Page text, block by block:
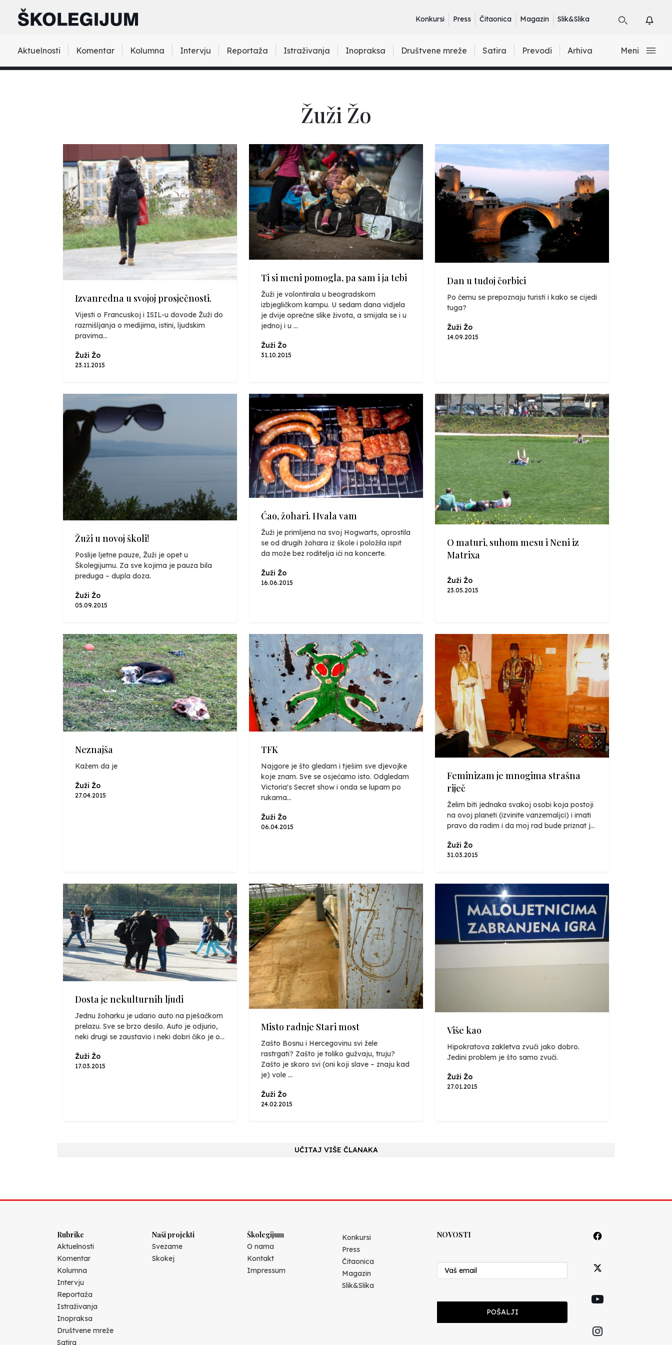
Konkursi Press Čitaonica Magazin Slik&Slika
Aktuelnosti Komentar Kolumna Intervju Reportaža Istraživanja Inopraksa Društvene mreže Satira Prevodi Arhiva Meni
Žuži Žo
Izvanredna u svojoj prosječnosti.
Vijesti o Francuskoj i ISIL-u dovode Žuži do
razmišljanja o medijima, istini, ljudskim
pravima...
Žuži Žo
23.11.2015
Ti si meni pomogla, pa sam i ja tebi
Žuži je volontirala u beogradskom
izbjegličkom kampu. U sedam dana vidjela
je dvije oprečne slike života, a smijala se i u
jednoj i u ...
Žuži Žo
31.10.2015
Dan u tuđoj čorbici
Po čemu se prepoznaju turisti i kako se cijedi
tuga?
Žuži Žo
14.09.2015
Žuži u novoj školi!
Poslije ljetne pauze, Žuži je opet u
Školegijumu. Za sve kojima je pauza bila
preduga – dupla doza.
Žuži Žo
05.09.2015
Ćao, žohari. Hvala vam
Žuži je primljena na svoj Hogwarts, oprostila
se od drugih žohara iz škole i položila ispit
da može bez roditelja ići na koncerte.
Žuži Žo
16.06.2015
O maturi, suhom mesu i Neni iz
Matrixa
Žuži Žo
23.05.2015
Neznajša
Kažem da je
Žuži Žo
27.04.2015
TFK
Najgore je što gledam i tješim sve djevojke
koje znam. Sve se osjećamo isto. Odgledam
Victoria's Secret show i onda se lupam po
rukama...
Žuži Žo
06.04.2015
Feminizam je mnogima strašna
riječ
Želim biti jednaka svakoj osobi koja postoji
na ovoj planeti (izvinite vanzemaljci) i imati
pravo da radim i da moj rad bude priznat j...
Žuži Žo
31.03.2015
Dosta je nekulturnih ljudi
Jednu žoharku je udario auto na pješačkom
prelazu. Sve se brzo desilo. Auto je odjurio,
neki drugi se zaustavio i neki dobri čiko je o...
Žuži Žo
17.03.2015
Misto radnje Stari most
Zašto Bosnu i Hercegovinu svi žele
rastrgati? Zašto je toliko gužvaju, truju?
Zašto je skoro svi (oni koji slave – znaju kad
je) vole ...
Žuži Žo
24.02.2015
Više kao
Hipokratova zakletva zvuči jako dobro.
Jedini problem je što samo zvuči.
Žuži Žo
27.01.2015
UČITAJ VIŠE ČLANAKA
Rubrike
Aktuelnosti
Komentar
Kolumna
Intervju
Reportaža
Istraživanja
Inopraksa
Društvene mreže
Satira
Naši projekti
Svezame
Skokej
Školegijum
O nama
Kontakt
Impressum
Konkursi
Press
Čitaonica
Magazin
Slik&Slika
NOVOSTI
POŠALJI